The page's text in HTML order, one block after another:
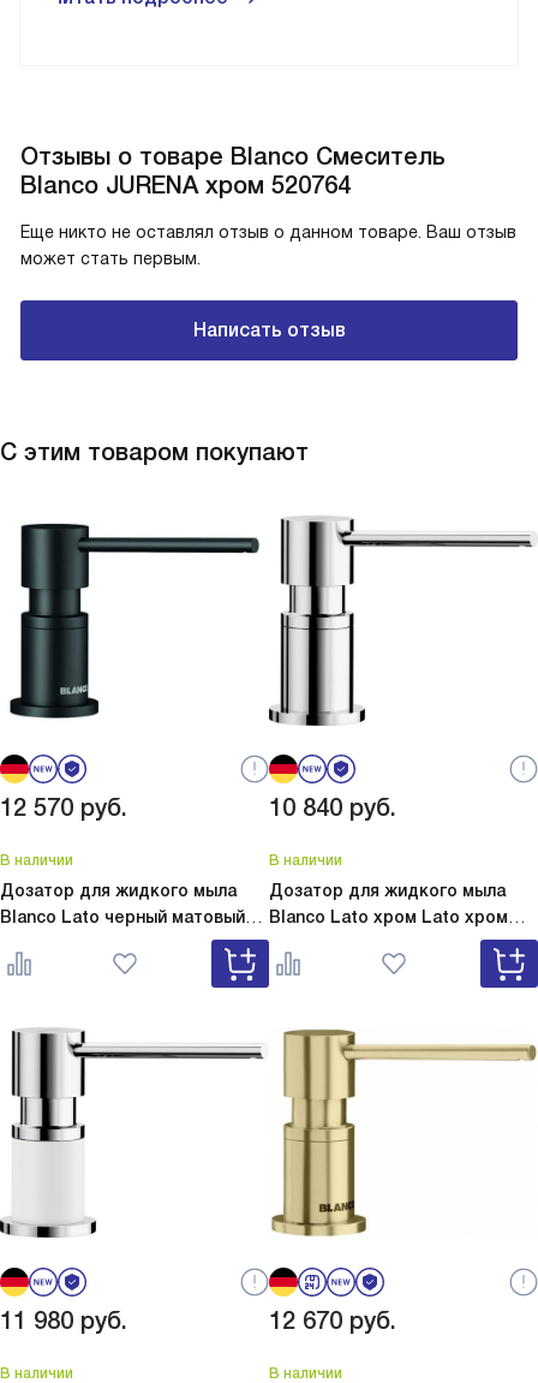
Отзывы о товаре Blanco Смеситель
Blanco JURENA хром 520764
Еще никто не оставлял отзыв о данном товаре. Ваш отзыв
может стать первым.
Написать отзыв
С этим товаром покупают
12 570 руб.
В наличии
Дозатор для жидкого мыла
Blanco Lato черный матовый
Lato черный матовый 525789
10 840 руб.
В наличии
Дозатор для жидкого мыла
Blanco Lato хром Lato хром
11 980 руб.
В наличии
12 670 руб.
В наличии